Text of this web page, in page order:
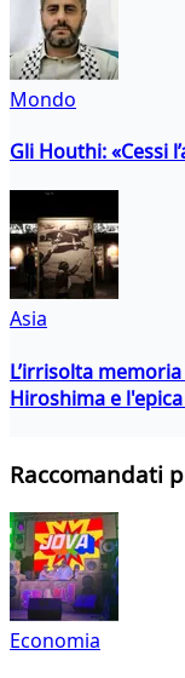
Mondo
Gli Houthi: «Cessi
Asia
L’irrisolta
Hiroshima e
Raccomandati
Economia